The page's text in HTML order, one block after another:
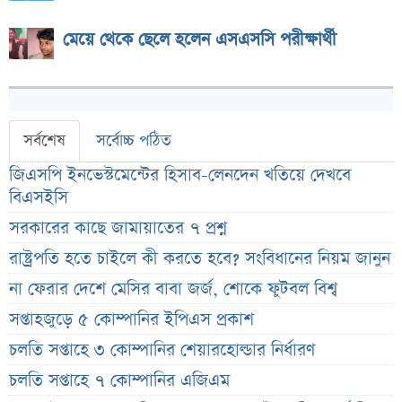
মেয়ে থেকে ছেলে হলেন এসএসসি পরীক্ষার্থী
সর্বশেষ সর্বোচ্চ পঠিত
জিএসপি ইনভেস্টমেন্টের হিসাব-লেনদেন খতিয়ে দেখবে
বিএসইসি
সরকারের কাছে জামায়াতের ৭ প্রশ্ন
রাষ্ট্রপতি হতে চাইলে কী করতে হবে? সংবিধানের নিয়ম জানুন
না ফেরার দেশে মেসির বাবা জর্জ, শোকে ফুটবল বিশ্ব
সপ্তাহজুড়ে ৫ কোম্পানির ইপিএস প্রকাশ
চলতি সপ্তাহে ৩ কোম্পানির শেয়ারহোল্ডার নির্ধারণ
চলতি সপ্তাহে ৭ কোম্পানির এজিএম